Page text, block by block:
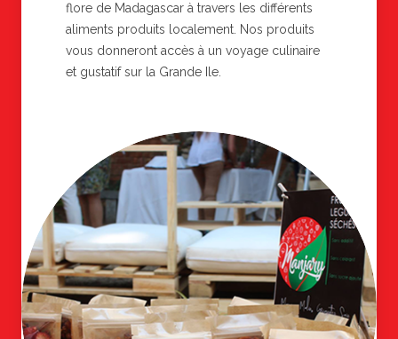
flore de Madagascar à travers les différents
aliments produits localement. Nos produits
vous donneront accès à un voyage culinaire
et gustatif sur la Grande Ile.